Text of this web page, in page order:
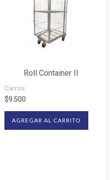
Roll Container II
Carros
$9.500
AGREGAR AL CARRITO